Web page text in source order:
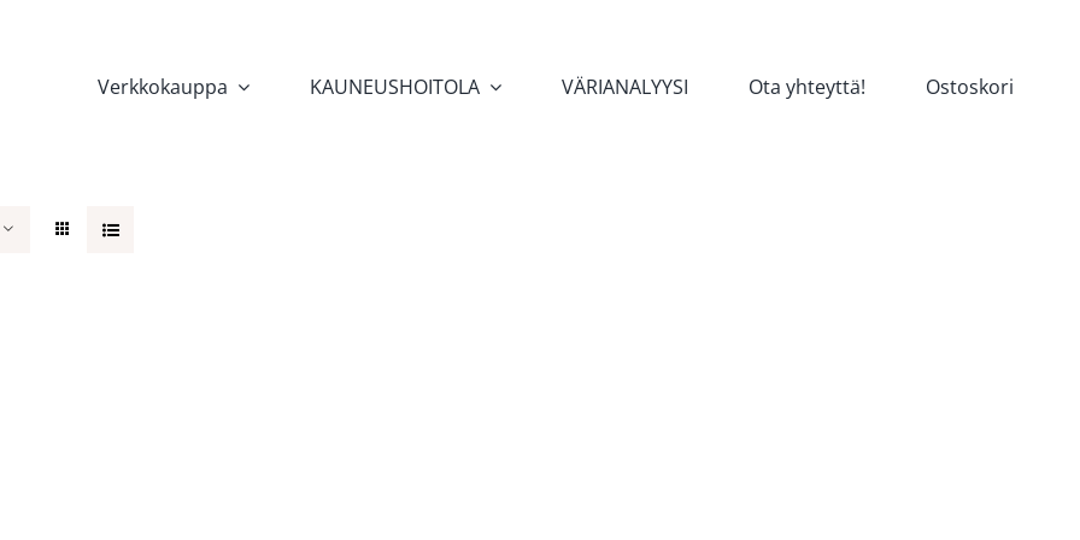
Verkkokauppa KAUNEUSHOITOLA VÄRIANALYYSI Ota yhteyttä! Ostoskori